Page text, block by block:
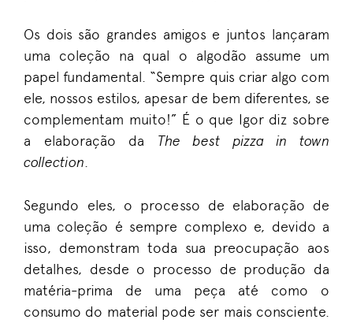
Os dois são grandes amigos e juntos lançaram
uma coleção na qual o algodão assume um
papel fundamental. “Sempre quis criar algo com
ele, nossos estilos, apesar de bem diferentes, se
complementam muito!” É o que Igor diz sobre
a elaboração da The best pizza in town
collection
Segundo eles, o processo de elaboração de
uma coleção é sempre complexo e, devido a
isso, demonstram toda sua preocupação aos
detalhes, desde o processo de produção da
matéria-prima de uma peça até como o
consumo do material pode ser mais consciente.